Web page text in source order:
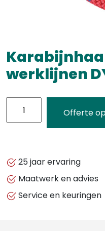
werklijnen
DYNAFLEX
Offerte
25 jaar ervaring
Maatwerk en advies
Service en keuringen